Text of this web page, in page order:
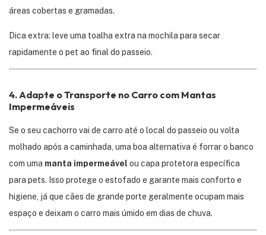
áreas cobertas e gramadas.
Dica extra: leve uma toalha extra na mochila para secar
rapidamente o pet ao final do passeio.
4.Adapte o Transporte no Carro com Mantas
Impermeáveis
Se o seu cachorro vai de carro até o local do passeio ou volta
molhado após a caminhada, uma boa alternativa é forrar o banco
com uma manta impermeável ou capa protetora específica
para pets. Isso protege o estofado e garante mais conforto e
higiene, já que cães de grande porte geralmente ocupam mais
espaço e deixam o carro mais úmido em dias de chuva.